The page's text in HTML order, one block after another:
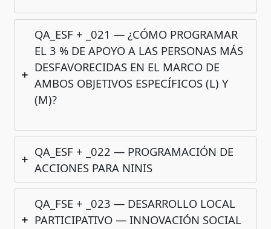
QA_ESF + _021 — ¿CÓMO PROGRAMAR
EL 3 % DE APOYO A LAS PERSONAS MÁS
DESFAVORECIDAS EN EL MARCO DE
AMBOS OBJETIVOS ESPECÍFICOS (L) Y
(M)?
QA_ESF + _022 — PROGRAMACIÓN DE
ACCIONES PARA NINIS
QA_FSE + _023 — DESARROLLO LOCAL
PARTICIPATIVO — INNOVACIÓN SOCIAL